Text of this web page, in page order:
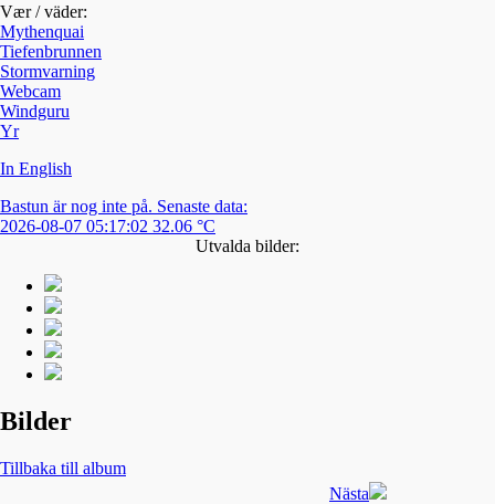
Vær / väder:
Mythenquai
Tiefenbrunnen
Stormvarning
Webcam
Windguru
Yr
In English
Bastun är nog inte på. Senaste data:
2026-08-07 05:17:02 32.06 °C
Utvalda bilder:
Bilder
Tillbaka till album
Nästa